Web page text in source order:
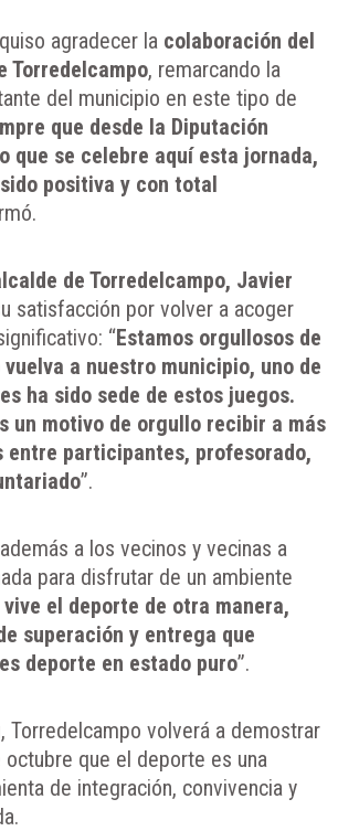
agradecer la colaboración del
Torredelcampo, remarcando la
del municipio en este tipo de
que desde la Diputación
que se celebre aquí esta jornada,
positiva y con total
de Torredelcampo, Javier
satisfacción por volver a acoger
“Estamos orgullosos de
a nuestro municipio, uno de
ha sido sede de estos juegos.
un motivo de orgullo recibir a más
entre participantes, profesorado,
”.
a los vecinos y vecinas a
para disfrutar de un ambiente
vive el deporte de otra manera,
superación y entrega que
deporte en estado puro”.
Torredelcampo volverá a demostrar
que el deporte es una
de integración, convivencia y